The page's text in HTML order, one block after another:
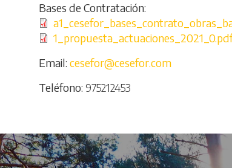
Bases de Contratación
File
File
Email cesefor@cesefor.com
Teléfono 975212453